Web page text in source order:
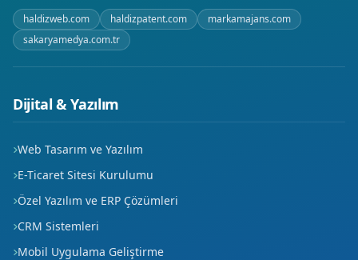
haldizweb.com
haldizpatent.com
markamajans.com
sakaryamedya.com.tr
Dijital & Yazılım
Web Tasarım ve Yazılım
E-Ticaret Sitesi Kurulumu
Özel Yazılım ve ERP Çözümleri
CRM Sistemleri
Mobil Uygulama Geliştirme